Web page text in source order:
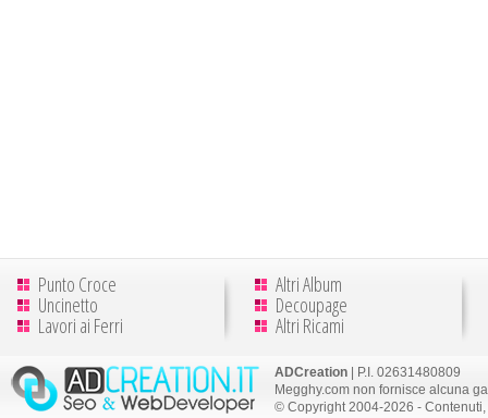
Punto Croce
Uncinetto
Lavori ai Ferri
Altri Album
Decoupage
Altri Ricami
ADCreation | P.I. 02631480809
Megghy.com non fornisce alcuna
© Copyright 2004-2026 -